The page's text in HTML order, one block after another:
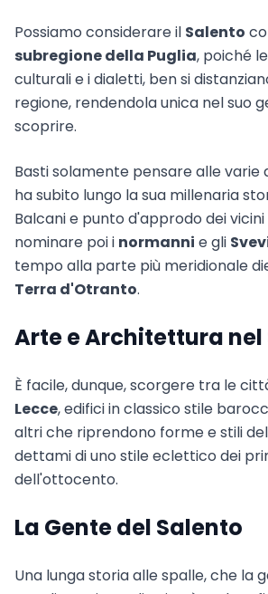
Possiamo considerare il Salento
subregione della Puglia, poiché
culturali e i dialetti, ben si
regione, rendendola unica nel suo
scoprire.
Basti solamente pensare alle varie
ha subito lungo la sua millenaria
Balcani e punto d'approdo dei
nominare poi i normanni e gli
tempo alla parte più meridionale
Terra d'Otranto.
Arte e Architettura nel
È facile, dunque, scorgere tra le
Lecce, edifici in classico stile
altri che riprendono forme e stili
dettami di uno stile eclettico dei
dell'ottocento.
La Gente del Salento
Una lunga storia alle spalle, che la